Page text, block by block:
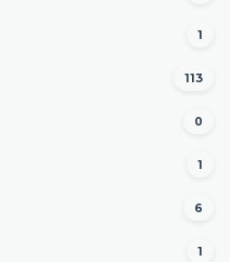
1
113
0
1
6
1